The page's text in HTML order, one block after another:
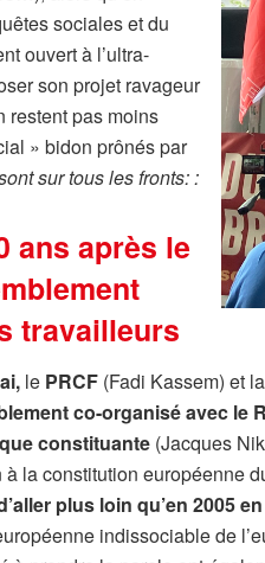
sociales et du
ouvert à l’ultra-
son projet ravageur
restent pas moins
» bidon prônés par
sur tous les fronts: :
ans après le
travailleurs
le PRCF (Fadi Kassem) et la
co-organisé avec le
constituante (Jacques
à la constitution européenne
plus loin qu’en 2005
indissociable de